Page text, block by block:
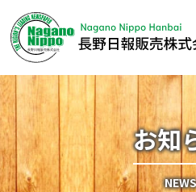
Skip
to
content
お知
NEWS